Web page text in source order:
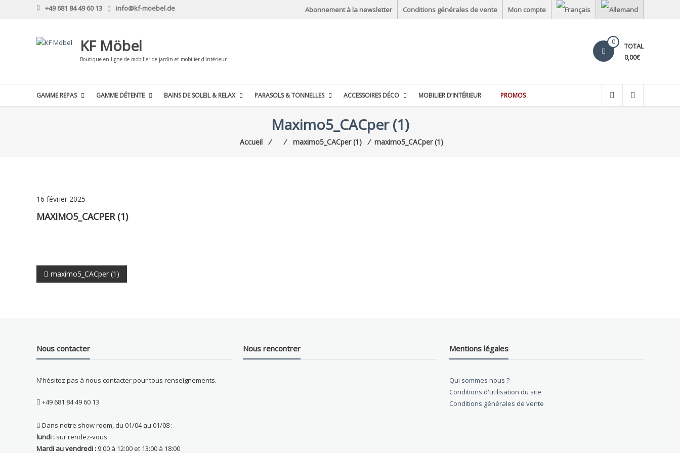
+49 681 84 49 60 13 info@kf-moebel.de Abonnement à la newsletter Conditions générales de vente Mon compte
KF Möbel
Boutique en ligne de mobilier de jardin et mobilier d'intérieur
0 TOTAL
0,00€
GAMME REPAS GAMME DÉTENTE BAINS DE SOLEIL & RELAX PARASOLS & TONNELLES ACCESSOIRES DÉCO MOBILIER D’INTÉRIEUR PROMOS
Maximo5_CACper (1)
Accueil ⁄ ⁄ maximo5_CACper (1) ⁄ maximo5_CACper (1)
16 février 2025
MAXIMO5_CACPER (1)
Navigation
maximo5_CACper (1)
Nous contacter
N'hésitez pas à nous contacter pour tous renseignements.
+49 681 84 49 60 13
Dans notre show room, du 01/04 au 01/08 :
lundi : sur rendez-vous
Mardi au vendredi : 9:00 à 12:00 et 13:00 à 18:00
Nous rencontrer Mentions légales
Qui sommes nous ?
Conditions d'utilisation du site
Conditions générales de vente